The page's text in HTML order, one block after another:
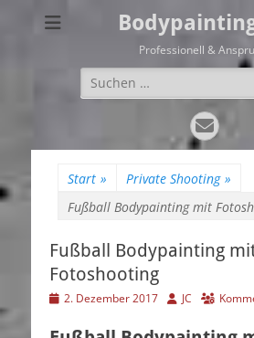
Professionell &
Suchen
nach:
E-
Mail
Start » Private Shooting »
Fußball Bodypainting mit
Fußball Bodypainting
Fotoshooting
Veröffentlicht
2. Dezember 2017 Autor
JC